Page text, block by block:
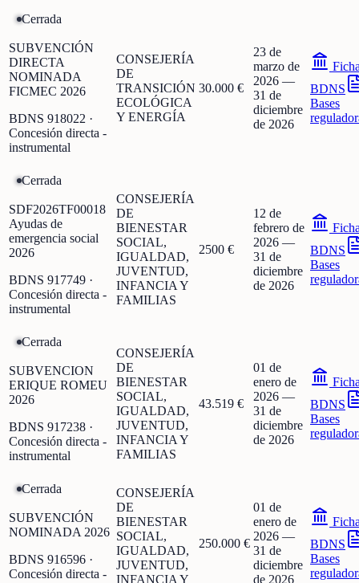
Cerrada
SUBVENCIÓN
DIRECTA
NOMINADA
FICMEC 2026
BDNS 918022 ·
Concesión directa -
instrumental
CONSEJERÍA
DE
TRANSICIÓN
ECOLÓGICA
Y ENERGÍA
30.000 €
23 de
marzo de
2026 —
31 de
diciembre
de 2026
BDNS
Bases
Cerrada
SDF2026TF00018
Ayudas de
emergencia social
2026
BDNS 917749 ·
Concesión directa -
instrumental
CONSEJERÍA
DE
BIENESTAR
SOCIAL,
IGUALDAD,
JUVENTUD,
INFANCIA Y
FAMILIAS
2500 €
12 de
febrero de
2026 —
31 de
diciembre
de 2026
BDNS
Bases
Cerrada
SUBVENCION
ERIQUE ROMEU
2026
BDNS 917238 ·
Concesión directa -
instrumental
CONSEJERÍA
DE
BIENESTAR
SOCIAL,
IGUALDAD,
JUVENTUD,
INFANCIA Y
FAMILIAS
43.519 €
01 de
enero de
2026 —
31 de
diciembre
de 2026
BDNS
Bases
Cerrada
SUBVENCIÓN
NOMINADA 2026
BDNS 916596 ·
Concesión directa -
CONSEJERÍA
DE
BIENESTAR
SOCIAL,
IGUALDAD,
JUVENTUD,
INFANCIA Y
250.000 €
01 de
enero de
2026 —
31 de
diciembre
de 2026
BDNS
Bases